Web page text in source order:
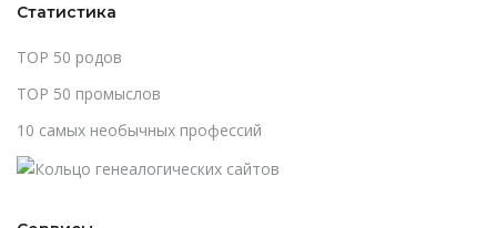
Статистика
TOP 50 родов
TOP 50 промыслов
10 самых необычных профессий